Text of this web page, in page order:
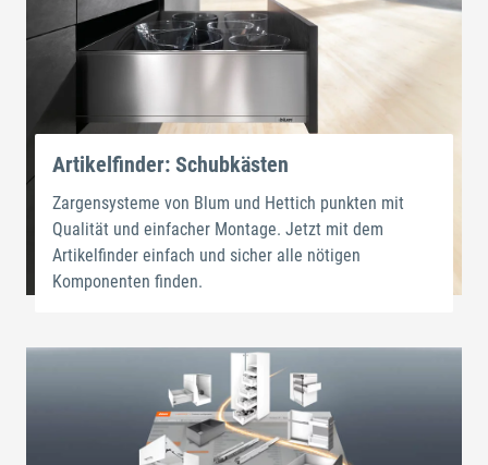
Artikelfinder: Schubkästen
Zargensysteme von Blum und Hettich punkten mit
Qualität und einfacher Montage. Jetzt mit dem
Artikelfinder einfach und sicher alle nötigen
Komponenten finden.